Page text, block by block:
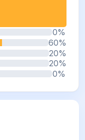
0%
60%
20%
20%
0%